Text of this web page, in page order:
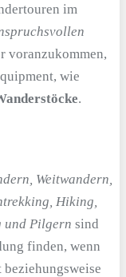
im
voranzukommen,
wie
.
Weitwandern,
Hiking,
und Pilgern sind
finden, wenn